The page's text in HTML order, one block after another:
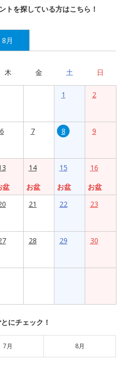
トを探している方はこちら！
8月
木 金 土 日
1 2
6 7 8 9
盆
14
お盆
15
お盆
16
お盆
21 22 23
28 29 30
にチェック！
7月 8月